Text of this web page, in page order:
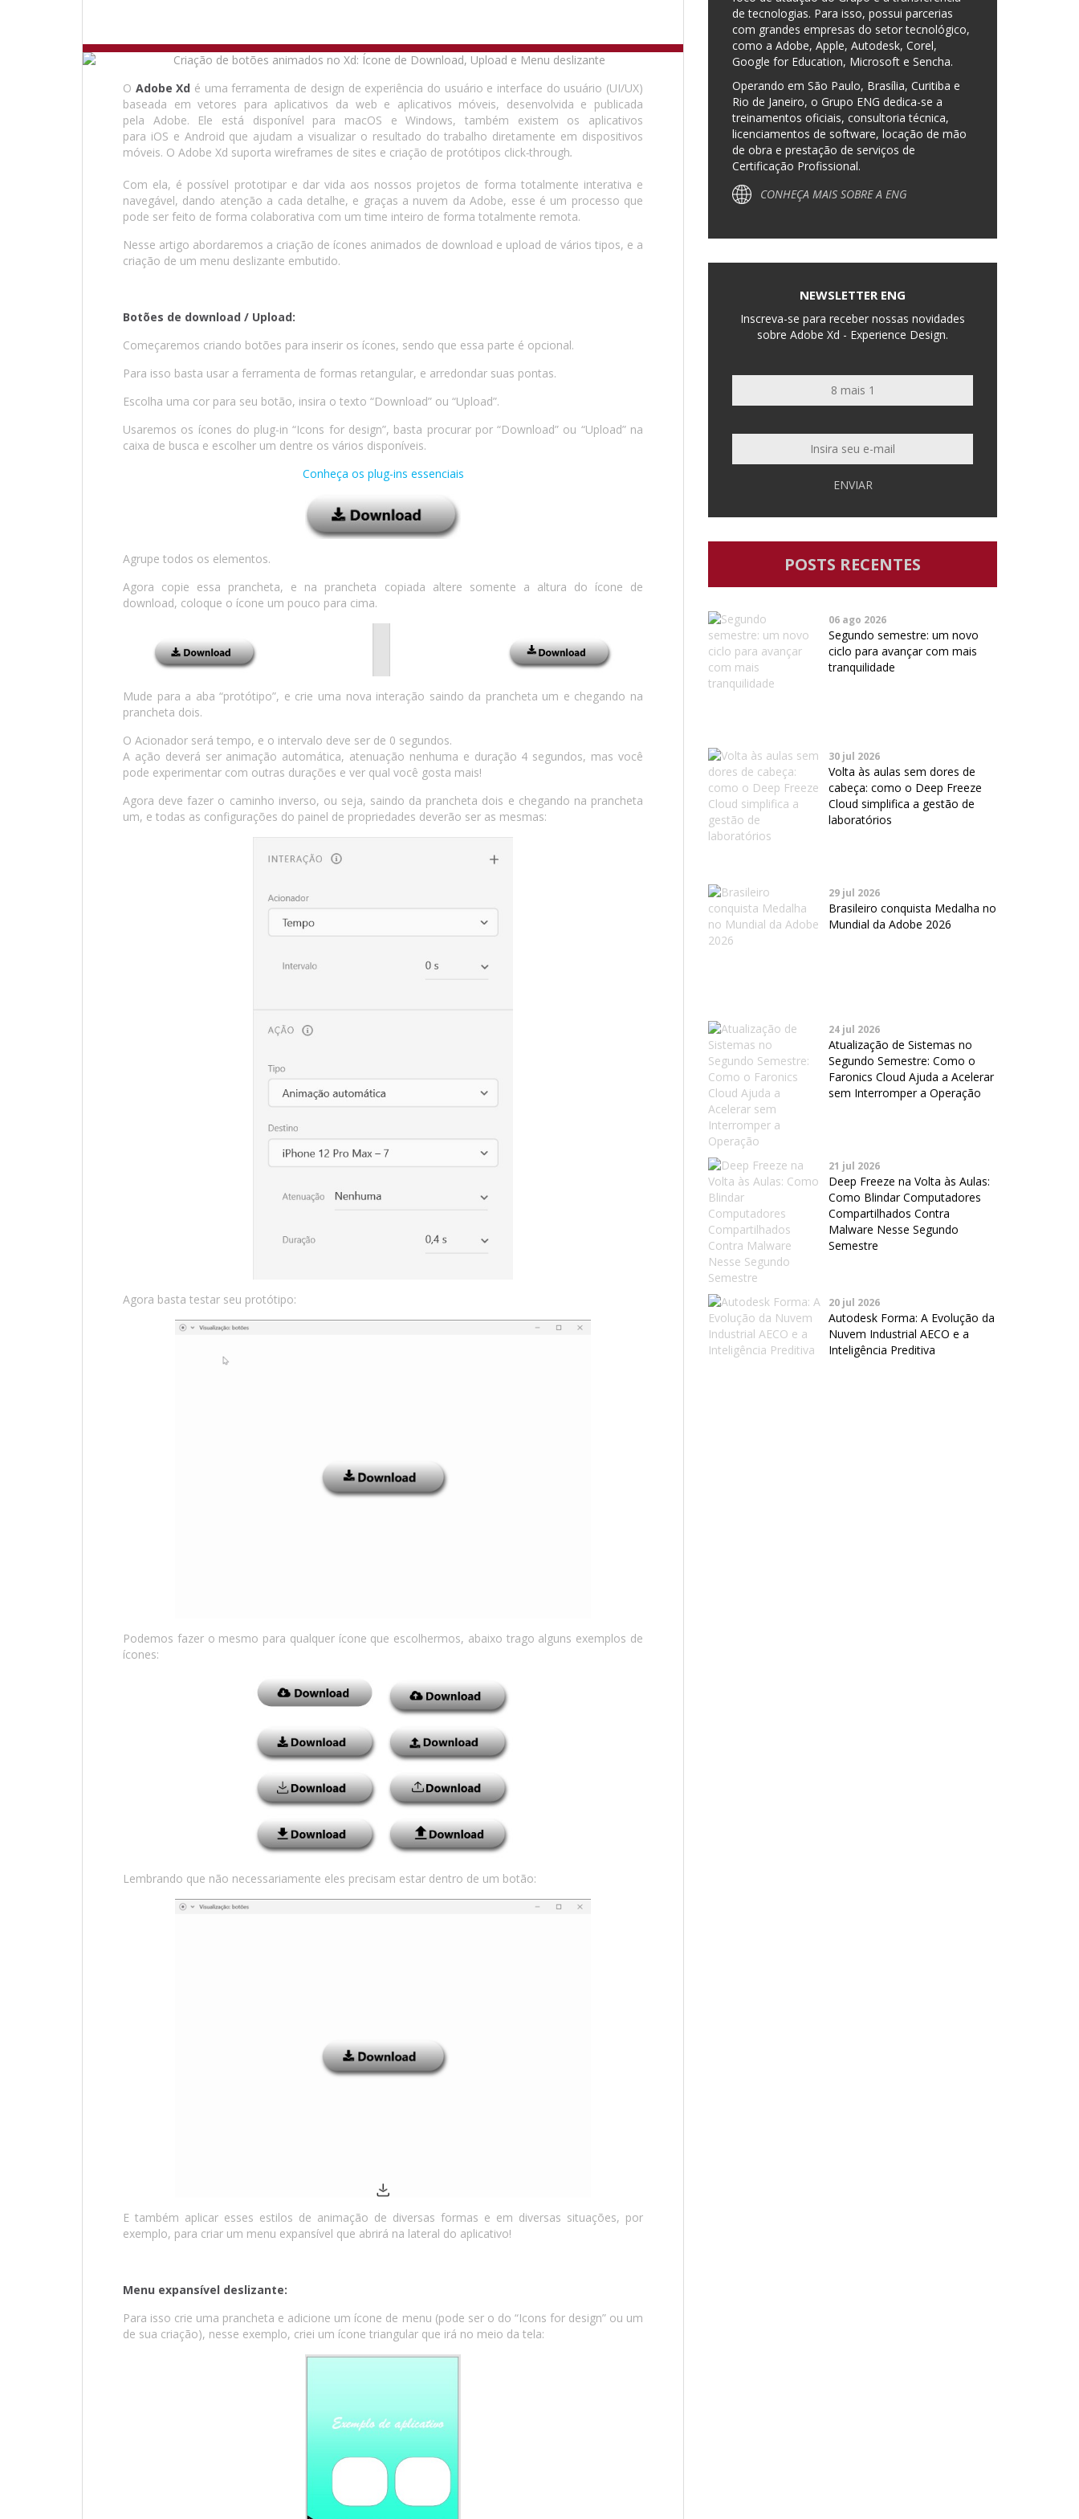
O Adobe Xd é uma ferramenta de design de experiência do usuário e interface do usuário (UI/UX)
baseada em vetores para aplicativos da web e aplicativos móveis, desenvolvida e publicada
pela Adobe. Ele está disponível para macOS e Windows, também existem os aplicativos
para iOS e Android que ajudam a visualizar o resultado do trabalho diretamente em dispositivos
móveis. O Adobe Xd suporta wireframes de sites e criação de protótipos click-through.
Com ela, é possível prototipar e dar vida aos nossos projetos de forma totalmente interativa e
navegável, dando atenção a cada detalhe, e graças a nuvem da Adobe, esse é um processo que
pode ser feito de forma colaborativa com um time inteiro de forma totalmente remota.
Nesse artigo abordaremos a criação de ícones animados de download e upload de vários tipos, e a
criação de um menu deslizante embutido.
Botões de download / Upload:
Começaremos criando botões para inserir os ícones, sendo que essa parte é opcional.
Para isso basta usar a ferramenta de formas retangular, e arredondar suas pontas.
Escolha uma cor para seu botão, insira o texto “Download” ou “Upload”.
Usaremos os ícones do plug-in “Icons for design”, basta procurar por “Download” ou “Upload” na
caixa de busca e escolher um dentre os vários disponíveis.
Conheça os plug-ins essenciais
Agrupe todos os elementos.
Agora copie essa prancheta, e na prancheta copiada altere somente a altura do ícone de
download, coloque o ícone um pouco para cima.
Mude para a aba “protótipo”, e crie uma nova interação saindo da prancheta um e chegando na
prancheta dois.
O Acionador será tempo, e o intervalo deve ser de 0 segundos.
A ação deverá ser animação automática, atenuação nenhuma e duração 4 segundos, mas você
pode experimentar com outras durações e ver qual você gosta mais!
Agora deve fazer o caminho inverso, ou seja, saindo da prancheta dois e chegando na prancheta
um, e todas as configurações do painel de propriedades deverão ser as mesmas:
Agora basta testar seu protótipo:
Podemos fazer o mesmo para qualquer ícone que escolhermos, abaixo trago alguns exemplos de
ícones:
Lembrando que não necessariamente eles precisam estar dentro de um botão:
E também aplicar esses estilos de animação de diversas formas e em diversas situações, por
exemplo, para criar um menu expansível que abrirá na lateral do aplicativo!
Menu expansível deslizante:
Para isso crie uma prancheta e adicione um ícone de menu (pode ser o do “Icons for design” ou um
de sua criação), nesse exemplo, criei um ícone triangular que irá no meio da tela:
de tecnologias. Para isso, possui parcerias
com grandes empresas do setor tecnológico,
como a Adobe, Apple, Autodesk, Corel,
Google for Education, Microsoft e Sencha.
Operando em São Paulo, Brasília, Curitiba e
Rio de Janeiro, o Grupo ENG dedica-se a
treinamentos oficiais, consultoria técnica,
licenciamentos de software, locação de mão
de obra e prestação de serviços de
Certificação Profissional.
CONHEÇA MAIS SOBRE A ENG
NEWSLETTER ENG
Inscreva-se para receber nossas novidades
sobre Adobe Xd - Experience Design.
ENVIAR
POSTS RECENTES
06 ago 2026
Segundo semestre: um novo
ciclo para avançar com mais
tranquilidade
30 jul 2026
Volta às aulas sem dores de
cabeça: como o Deep Freeze
Cloud simplifica a gestão de
laboratórios
29 jul 2026
Brasileiro conquista Medalha no
Mundial da Adobe 2026
24 jul 2026
Atualização de Sistemas no
Segundo Semestre: Como o
Faronics Cloud Ajuda a Acelerar
sem Interromper a Operação
21 jul 2026
Deep Freeze na Volta às Aulas:
Como Blindar Computadores
Compartilhados Contra
Malware Nesse Segundo
Semestre
20 jul 2026
Autodesk Forma: A Evolução da
Nuvem Industrial AECO e a
Inteligência Preditiva